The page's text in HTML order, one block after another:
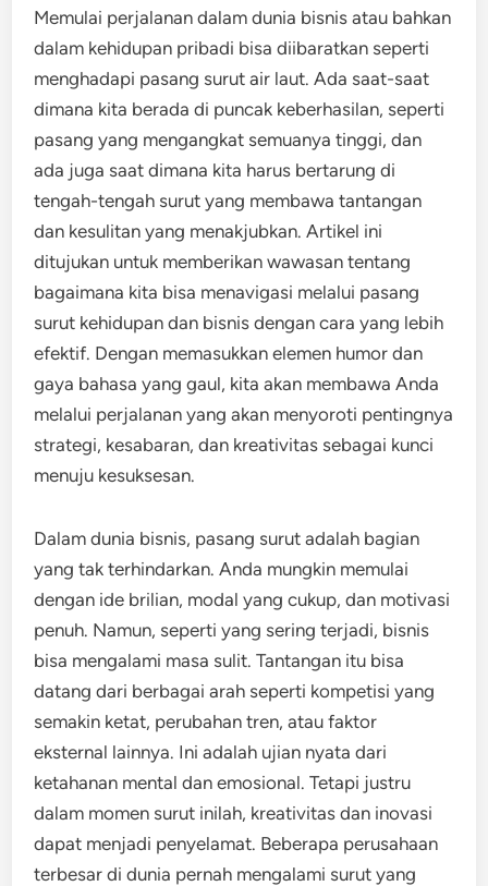
Memulai perjalanan dalam dunia bisnis atau bahkan
dalam kehidupan pribadi bisa diibaratkan seperti
menghadapi pasang surut air laut. Ada saat-saat
dimana kita berada di puncak keberhasilan, seperti
pasang yang mengangkat semuanya tinggi, dan
ada juga saat dimana kita harus bertarung di
tengah-tengah surut yang membawa tantangan
dan kesulitan yang menakjubkan. Artikel ini
ditujukan untuk memberikan wawasan tentang
bagaimana kita bisa menavigasi melalui pasang
surut kehidupan dan bisnis dengan cara yang lebih
efektif. Dengan memasukkan elemen humor dan
gaya bahasa yang gaul, kita akan membawa Anda
melalui perjalanan yang akan menyoroti pentingnya
strategi, kesabaran, dan kreativitas sebagai kunci
menuju kesuksesan.
Dalam dunia bisnis, pasang surut adalah bagian
yang tak terhindarkan. Anda mungkin memulai
dengan ide brilian, modal yang cukup, dan motivasi
penuh. Namun, seperti yang sering terjadi, bisnis
bisa mengalami masa sulit. Tantangan itu bisa
datang dari berbagai arah seperti kompetisi yang
semakin ketat, perubahan tren, atau faktor
eksternal lainnya. Ini adalah ujian nyata dari
ketahanan mental dan emosional. Tetapi justru
dalam momen surut inilah, kreativitas dan inovasi
dapat menjadi penyelamat. Beberapa perusahaan
terbesar di dunia pernah mengalami surut yang